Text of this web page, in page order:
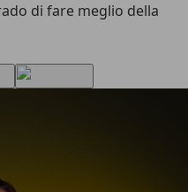
di fare meglio della